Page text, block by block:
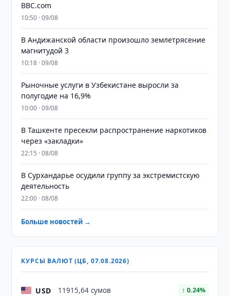
BBC.com
10:50 · 09/08
В Андижанской области произошло землетрясение
магнитудой 3
10:18 · 09/08
Рыночные услуги в Узбекистане выросли за
полугодие на 16,9%
10:00 · 09/08
В Ташкенте пресекли распространение наркотиков
через «закладки»
22:15 · 08/08
В Сурхандарье осудили группу за экстремистскую
деятельность
22:00 · 08/08
Больше новостей →
КУРСЫ ВАЛЮТ (ЦБ, 07.08.2026)
USD 11915,64 сумов ↑ 0.24%